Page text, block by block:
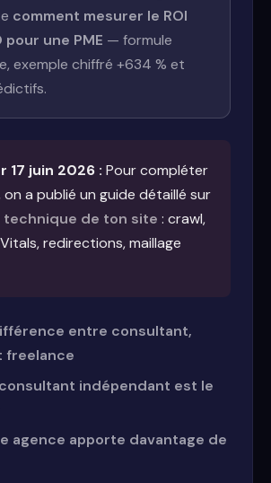
comment mesurer le ROI
pour une PME — formule
exemple chiffré +634 % et
17 juin 2026 : Pour compléter
a publié un guide détaillé sur
technique de ton site : crawl,
redirections, maillage
entre consultant,
freelance
indépendant est le
agence apporte davantage de